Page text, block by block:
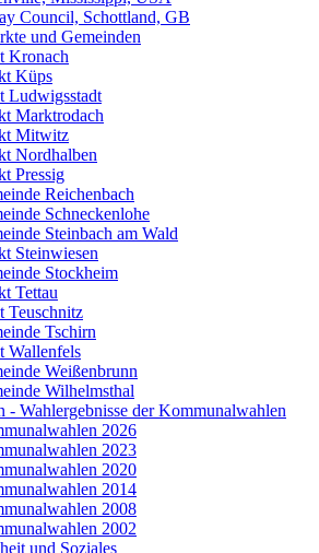
Council, Schottland, GB
und Gemeinden
Kronach
Küps
Ludwigsstadt
Marktrodach
Mitwitz
Nordhalben
Pressig
Reichenbach
Schneckenlohe
Steinbach am Wald
Steinwiesen
Stockheim
Tettau
Teuschnitz
Tschirn
Wallenfels
Weißenbrunn
Wilhelmsthal
- Wahlergebnisse der Kommunalwahlen
2026
2023
2020
2014
2008
2002
und Soziales